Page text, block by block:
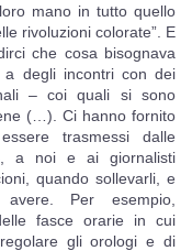
mano in tutto quello
rivoluzioni colorate”. E
che cosa bisognava
degli incontri con dei
– coi quali si sono
(…). Ci hanno fornito
trasmessi dalle
a noi e ai giornalisti
quando sollevarli, e
Per esempio,
fasce orarie in cui
gli orologi e di